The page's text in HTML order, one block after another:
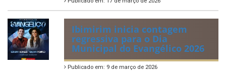
Ibimirim inicia contagem
regressiva para o Dia
Municipal do Evangélico 2026
Publicado em: 9 de março de 2026